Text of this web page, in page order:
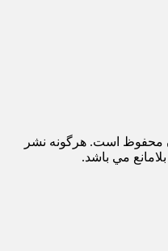
محفوظ است. هرگونه نشر
مي باشد.